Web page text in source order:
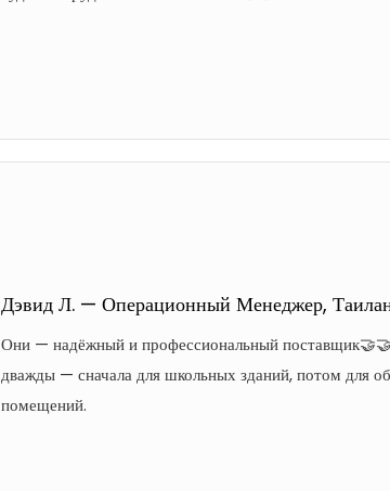
Дэвид Л. — Операционный Менеджер,
Они — надёжный и профессиональный
дважды — сначала для школьных зданий, потом для
помещений.